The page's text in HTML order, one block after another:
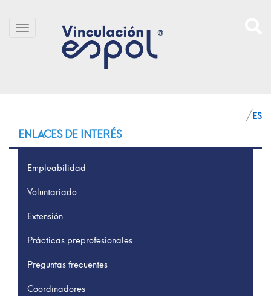
SITIO
ENLACES DE INTERÉS
Empleabilidad
Voluntariado
Extensión
Prácticas preprofesionales
Preguntas frecuentes
Coordinadores